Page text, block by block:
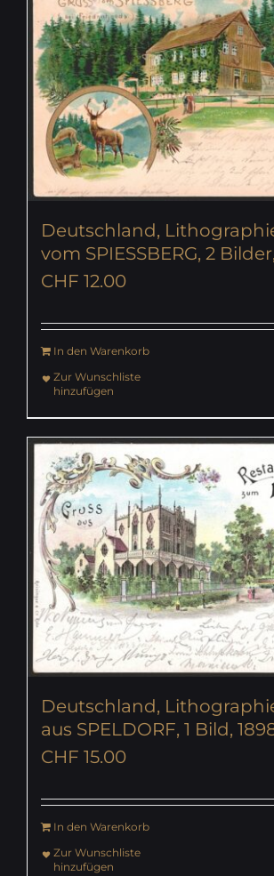
Deutschland,
vom SPIESSBERG, 2
CHF 12.00
In den Warenkorb
Zur Wunschliste
hinzufügen
Deutschland,
aus SPELDORF, 1 Bild,
CHF 15.00
In den Warenkorb
Zur Wunschliste
hinzufügen